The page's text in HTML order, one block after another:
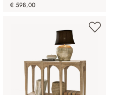
€ 598,00